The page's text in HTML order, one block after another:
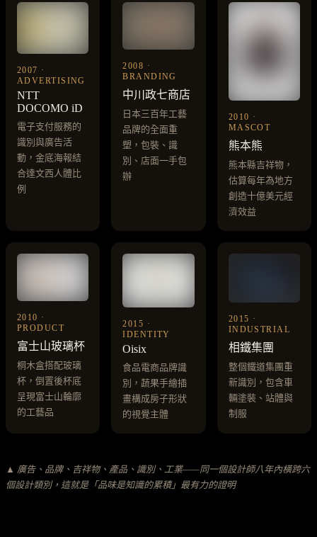
2007 ·
ADVERTISING
NTT
DOCOMO iD
電子支付服務的
識別與廣告活
動，金底海報結
合達文西人體比
例
2008 ·
BRANDING
中川政七商店
日本三百年工藝
品牌的全面重
塑，包裝、識
別、店面一手包
辦
2010 ·
MASCOT
熊本熊
熊本縣吉祥物，
估算每年為地方
創造十億美元經
濟效益
2010 ·
PRODUCT
富士山玻璃杯
桐木盒搭配玻璃
杯，倒置後杯底
呈現富士山輪廓
的工藝品
2015 ·
IDENTITY
Oisix
食品電商品牌識
別，蔬果手繪插
畫構成房子形狀
的視覺主體
2015 ·
INDUSTRIAL
相鐵集團
整個鐵道集團重
新識別，包含車
輛塗裝、站體與
制服
▲ 廣告、品牌、吉祥物、產品、識別、工業——同一個設計師八年內橫跨六
個設計類別，這就是「品味是知識的累積」最有力的證明